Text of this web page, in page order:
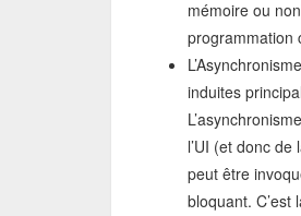
mémoire ou
programmation
induites
l’UI (et donc
peut être
bloquant.